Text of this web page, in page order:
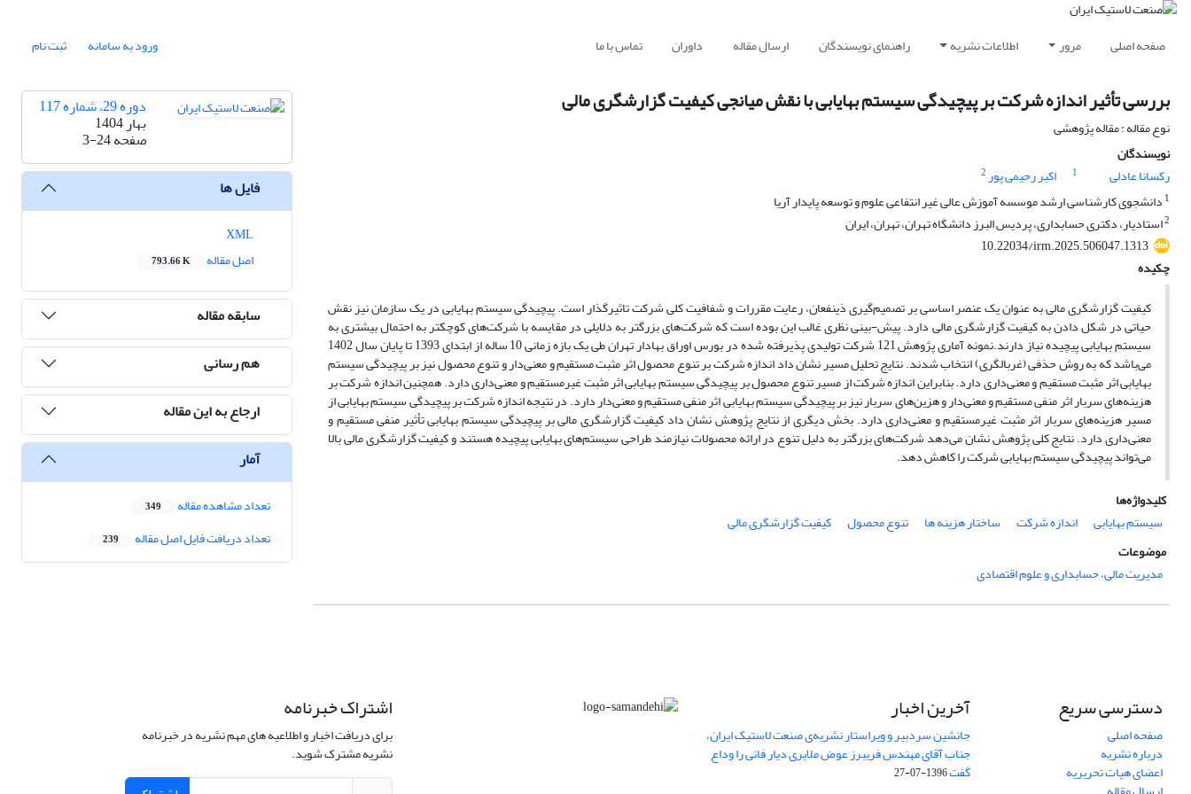
صفحه اصلی مرور اطلاعات نشریه راهنمای نویسندگان ارسال مقاله داوران تماس با ما ورود به سامانه ثبت نام
بررسی تأثیر اندازه شرکت بر پیچیدگی سیستم بهایابی با نقش میانجی کیفیت گزارشگری مالی
نوع مقاله : مقاله پژوهشی
نویسندگان
رکسانا عادلی
1 اکبر رحیمی پور2
1 دانشجوی کارشناسی ارشد موسسه آموزش عالی غیر انتفاعی علوم و توسعه پایدار آریا
2استادیار، دکتری حسابداری، پردیس البرز دانشگاه تهران، تهران، ایران
10.22034/irm.2025.506047.1313
چکیده
کیفیت گزارشگری مالی به عنوان یک عنصر اساسی بر تصمیم‌گیری ذینفعان، رعایت مقررات و شفافیت کلی شرکت تاثیرگذار است. پیچیدگی سیستم بهایابی در یک سازمان نیز نقش
حیاتی در شکل دادن به کیفیت گزارشگری مالی دارد. پیش-بینی نظری غالب این بوده است که شرکت‌های بزرگتر به دلایلی در مقایسه با شرکت‌های کوچکتر به احتمال بیشتری به
سیستم بهایابی پیچیده نیاز دارند.نمونه آماری پژوهش 121 شرکت تولیدی پذیرفته شده در بورس اوراق بهادار تهران طی یک بازه زمانی 10 ساله از ابتدای 1393 تا پایان سال 1402
می‌باشد که به روش حذفی (غربالگری) انتخاب شدند. نتایج تحلیل مسیر نشان داد اندازه شرکت بر تنوع محصول اثر مثبت مستقیم و معنی‌دار و تنوع محصول نیز بر پیچیدگی سیستم
بهایابی اثر مثبت مستقیم و معنی‌داری دارد. بنابراین اندازه شرکت از مسیر تنوع محصول بر پیچیدگی سیستم بهایابی اثر مثبت غیرمستقیم و معنی‌داری دارد. همچنین اندازه شرکت بر
هزینه‌های سربار اثر منفی مستقیم و معنی‌دار و هزین‌های سربار نیز بر پیچیدگی سیستم بهایابی اثر منفی مستقیم و معنی‌دار دارد. در نتیجه اندازه شرکت بر پیچیدگی سیستم بهایابی از
مسیر هزینه‌های سربار اثر مثبت غیرمستقیم و معنی‌داری دارد. بخش دیگری از نتایج پژوهش نشان داد کیفیت گزارشگری مالی بر پیچیدگی سیستم بهایابی تأثیر منفی مستقیم و
معنی‌داری دارد. نتایج کلی پژوهش نشان می‌دهد شرکت‌های بزرگتر به دلیل تنوع در ارائه محصولات نیازمند طراحی سیستم‌های بهایابی پیچیده هستند و کیفیت گزارشگری مالی بالا
می‌تواند پیچیدگی سیستم بهایابی شرکت را کاهش دهد.
کلیدواژه‌ها
سیستم بهایابی
اندازه شرکت ساختار هزینه ها تنوع محصول
کیفیت گزارشگری مالی
موضوعات
مدیریت مالی، حسابداری و علوم اقتصادی
دوره 29، شماره 117
بهار 1404
صفحه3-24
فایل ها
اصل مقاله
793.66 K
سابقه مقاله
هم رسانی
ارجاع به این مقاله
آمار
تعداد مشاهده مقاله 349
تعداد دریافت فایل اصل مقاله 239
دسترسی سریع
صفحه اصلی
درباره نشریه
اعضای هیات تحریریه
آخرین اخبار
جانشین سردبیر و ویراستار نشریه‌ی صنعت لاستیک ایران،
جناب آقای مهندس فریبرز عوض ملایری دیار فانی را وداع
گفت1396-07-27
اشتراک خبرنامه
برای دریافت اخبار و اطلاعیه های مهم نشریه در خبرنامه
نشریه مشترک شوید.